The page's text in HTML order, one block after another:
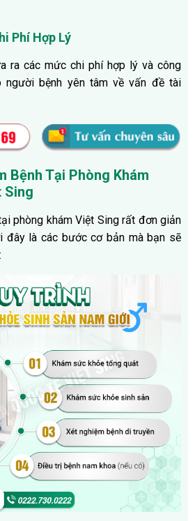
Phí Hợp Lý
ra các mức chi phí hợp lý và công
người bệnh yên tâm về vấn đề tài
Bệnh Tại Phòng Khám
Sing
phòng khám Việt Sing rất đơn giản
đây là các bước cơ bản mà bạn sẽ